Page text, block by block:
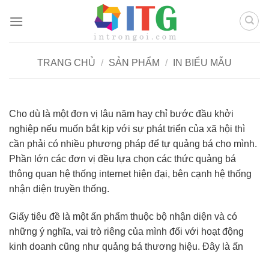
đến
TRANG CHỦ
/ SẢN PHẨM / IN BIỂU MẪU
Cho dù là một đơn vị lâu năm hay chỉ bước đầu khởi
nghiệp nếu muốn bắt kịp với sự phát triển của xã hội thì
cần phải có nhiều phương pháp để tự quảng bá cho mình.
Phần lớn các đơn vị đều lựa chọn các thức quảng bá
thông quan hệ thống internet hiện đại, bên cạnh hệ thống
nhận diện truyền thống.
Giấy tiêu đề là một ấn phẩm thuộc bộ nhận diện và có
những ý nghĩa, vai trò riêng của mình đối với hoạt động
kinh doanh cũng như quảng bá thương hiệu. Đây là ấn